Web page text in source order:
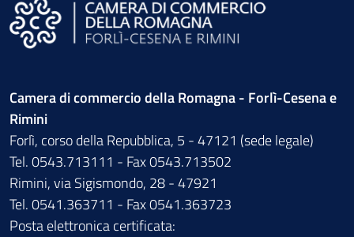
Camera di commercio della Romagna - Forlì-Cesena e
Rimini
Forlì, corso della Repubblica, 5 - 47121 (sede legale)
Tel. 0543.713111 - Fax 0543.713502
Rimini, via Sigismondo, 28 - 47921
Tel. 0541.363711 - Fax 0541.363723
Posta elettronica certificata: